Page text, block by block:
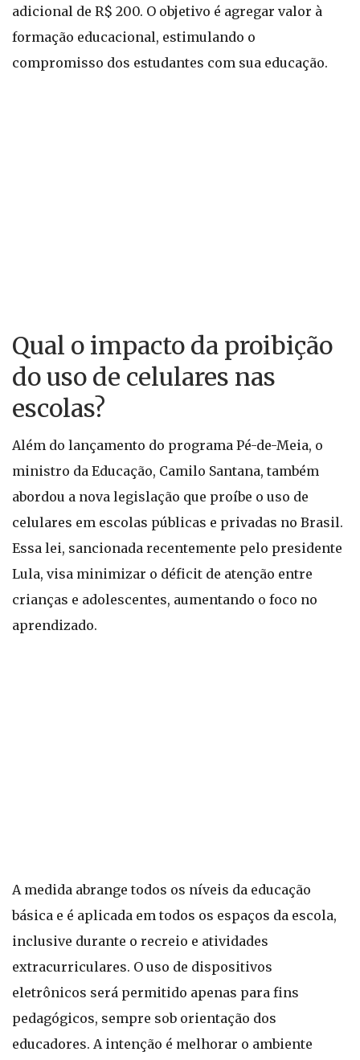
adicional de R$ 200. O objetivo é agregar valor à
formação educacional, estimulando o
compromisso dos estudantes com sua educação.
Qual o impacto da proibição
do uso de celulares nas
escolas?
Além do lançamento do programa Pé-de-Meia, o
ministro da Educação, Camilo Santana, também
abordou a nova legislação que proíbe o uso de
celulares em escolas públicas e privadas no Brasil.
Essa lei, sancionada recentemente pelo presidente
Lula, visa minimizar o déficit de atenção entre
crianças e adolescentes, aumentando o foco no
aprendizado.
A medida abrange todos os níveis da educação
básica e é aplicada em todos os espaços da escola,
inclusive durante o recreio e atividades
extracurriculares. O uso de dispositivos
eletrônicos será permitido apenas para fins
pedagógicos, sempre sob orientação dos
educadores. A intenção é melhorar o ambiente